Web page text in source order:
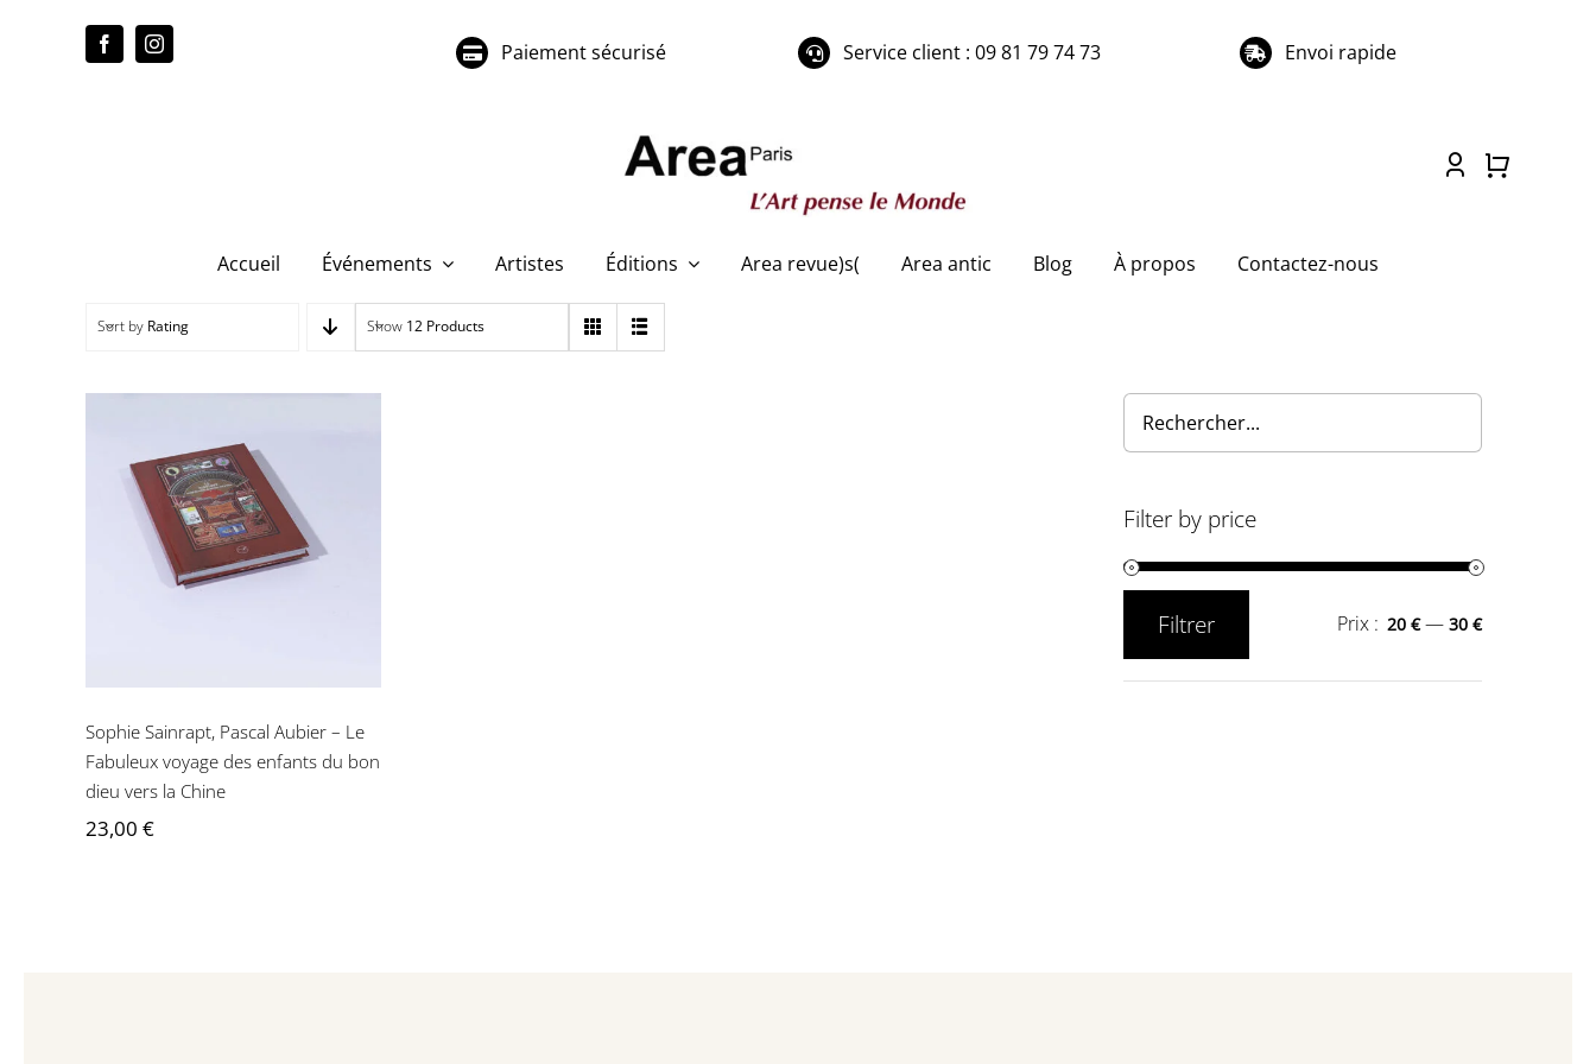
Paiement sécurisé Service client : 09 81 79 74 73 Envoi rapide
Accueil Événements Artistes Éditions Area revue)s( Area antic Blog À propos Contactez-nous
Sort by Rating Show 12 Products
Sophie Sainrapt, Pascal
Aubier – Le Fabuleux
voyage des enfants du
bon dieu vers la Chine
Sophie Sainrapt, Pascal Aubier – Le
Fabuleux voyage des enfants du bon
dieu vers la Chine
23,00 €
Filter by price
Filtrer Prix : 20 €— 30 €